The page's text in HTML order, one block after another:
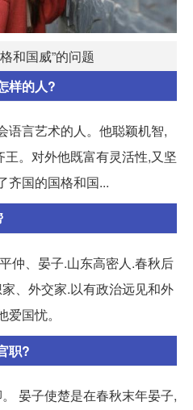
和国威”的问题
样的人?
语言艺术的人。他聪颖机智,
。对外他既富有灵活性,又坚
齐国的国格和国...
仲、晏子.山东高密人.春秋后
、外交家.以有政治远见和外
国忧。
职?
晏子使楚是在春秋末年晏子,